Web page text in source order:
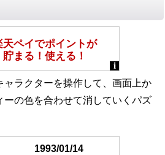
ャラクターを操作して、画面上か
ーの色を合わせて消していくパズ
1993/01/14